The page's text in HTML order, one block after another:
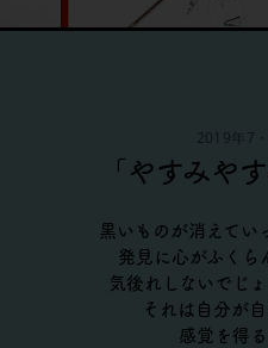
2019年7
「やすみや
黒いものが消えてい
発見に心がふくら
気後れしないでじ
それは自分が
感覚を得る